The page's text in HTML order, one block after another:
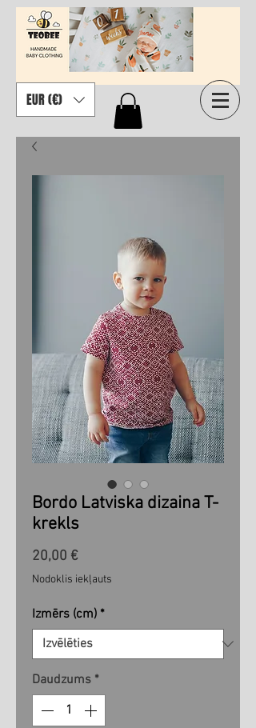
EUR (€)
Bordo Latviska dizaina T-
krekls
20,00 €Cena
Nodoklis iekļauts
Izmērs (cm) *
Daudzums *